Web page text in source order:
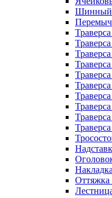
Шинный